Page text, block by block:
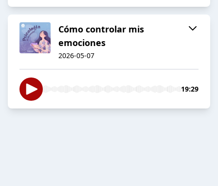
Cómo controlar mis
emociones
2026-05-07
19:29